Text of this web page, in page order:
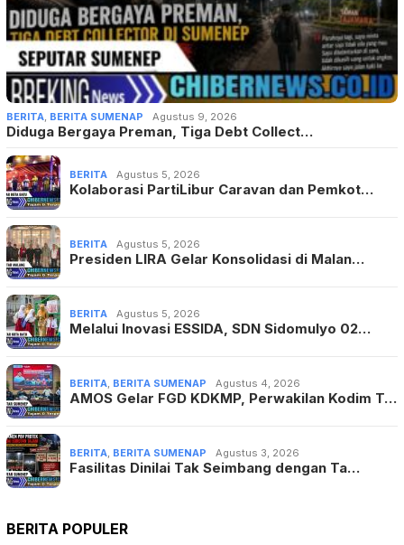
BERITA, BERITA SUMENAP Agustus 9, 2026
Diduga Bergaya Preman, Tiga Debt Collect…
BERITA Agustus 5, 2026
Kolaborasi PartiLibur Caravan dan Pemkot…
BERITA Agustus 5, 2026
Presiden LIRA Gelar Konsolidasi di Malan…
BERITA Agustus 5, 2026
Melalui Inovasi ESSIDA, SDN Sidomulyo 02…
BERITA, BERITA SUMENAP Agustus 4, 2026
AMOS Gelar FGD KDKMP, Perwakilan Kodim T…
BERITA, BERITA SUMENAP Agustus 3, 2026
Fasilitas Dinilai Tak Seimbang dengan Ta…
BERITA POPULER